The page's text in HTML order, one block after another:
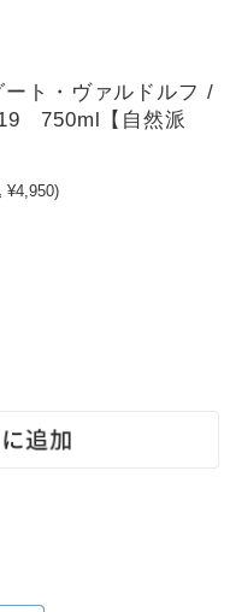
ト・ヴァルドルフ /
750ml【自然派
¥4,950)